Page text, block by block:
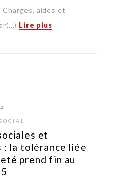
Charges, aides et
Lire plus
et
: la tolérance liée
prend fin au